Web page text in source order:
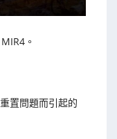
。
置問題而引起的